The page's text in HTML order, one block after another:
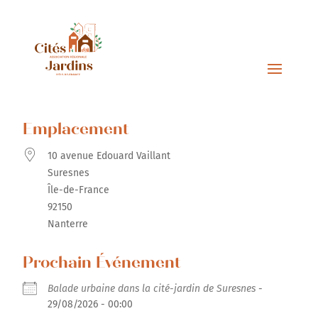
Emplacement
10 avenue Edouard Vaillant
Suresnes
Île-de-France
92150
Nanterre
Prochain Événement
Balade urbaine dans la cité-jardin de Suresnes -
29/08/2026 - 00:00